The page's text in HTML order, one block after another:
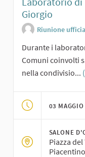
Giorgio
Riunione
Durante i
Comuni coinvolti
nella condivisio...
03
SALONE
Piazza